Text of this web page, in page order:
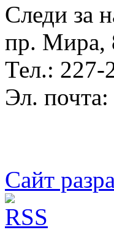
Следи за
пр. Мира,
Тел.: 227-
Эл. почта:
Сайт